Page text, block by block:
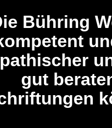
Bühring
gut